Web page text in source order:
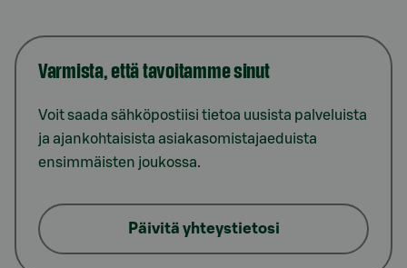
Varmista, että tavoitamme sinut
Voit saada sähköpostiisi tietoa uusista palveluista
ja ajankohtaisista asiakasomistajaeduista
ensimmäisten joukossa.
Päivitä yhteystietosi